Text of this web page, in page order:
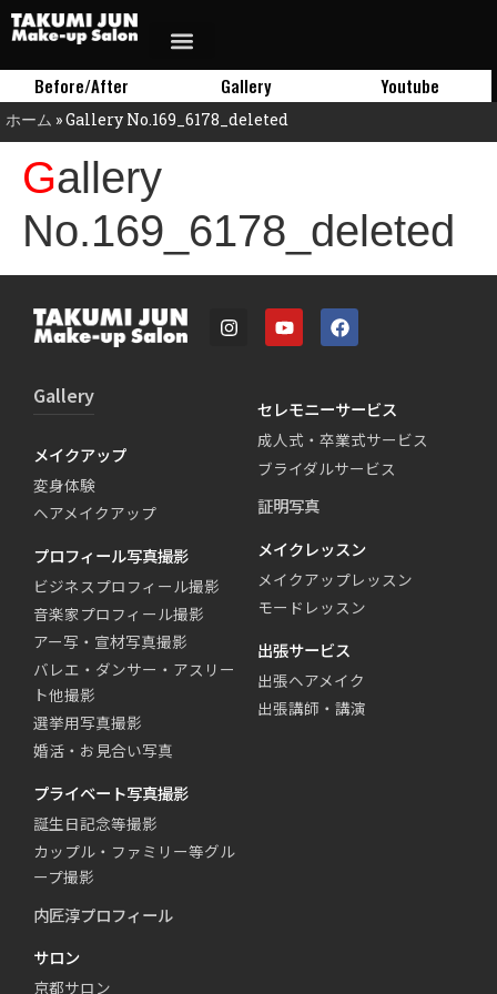
Before/After Gallery Youtube
ホーム »Gallery No.169_6178_deleted
Gallery
No.169_6178_deleted
Gallery
メイクアップ
変身体験
ヘアメイクアップ
プロフィール写真撮影
ビジネスプロフィール撮影
音楽家プロフィール撮影
アー写・宣材写真撮影
バレエ・ダンサー・アスリー
ト他撮影
選挙用写真撮影
婚活・お見合い写真
プライベート写真撮影
誕生日記念等撮影
カップル・ファミリー等グル
ープ撮影
セレモニーサービス
成人式・卒業式サービス
ブライダルサービス
証明写真
メイクレッスン
メイクアップレッスン
モードレッスン
出張サービス
出張ヘアメイク
出張講師・講演
内匠淳プロフィール
サロン
京都サロン